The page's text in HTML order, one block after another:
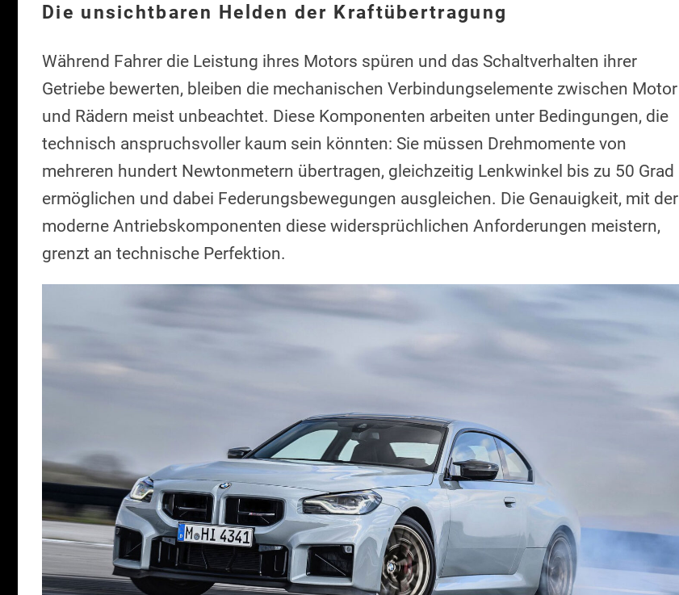
Die unsichtbaren Helden der Kraftübertragung
Während Fahrer die Leistung ihres Motors spüren und das Schaltverhalten ihrer
Getriebe bewerten, bleiben die mechanischen Verbindungselemente zwischen Motor
und Rädern meist unbeachtet. Diese Komponenten arbeiten unter Bedingungen, die
technisch anspruchsvoller kaum sein könnten: Sie müssen Drehmomente von
mehreren hundert Newtonmetern übertragen, gleichzeitig Lenkwinkel bis zu 50 Grad
ermöglichen und dabei Federungsbewegungen ausgleichen. Die Genauigkeit, mit der
moderne Antriebskomponenten diese widersprüchlichen Anforderungen meistern,
grenzt an technische Perfektion.